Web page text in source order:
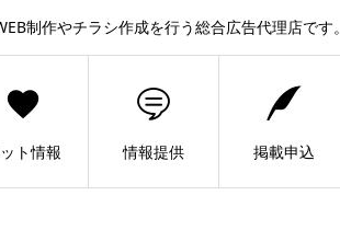
制作やチラシ作成を行う総合広告代理店です。
ト情報 情報提供 掲載申込